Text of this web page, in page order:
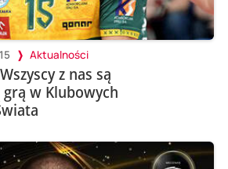
Aktualności
z nas są
w Klubowych